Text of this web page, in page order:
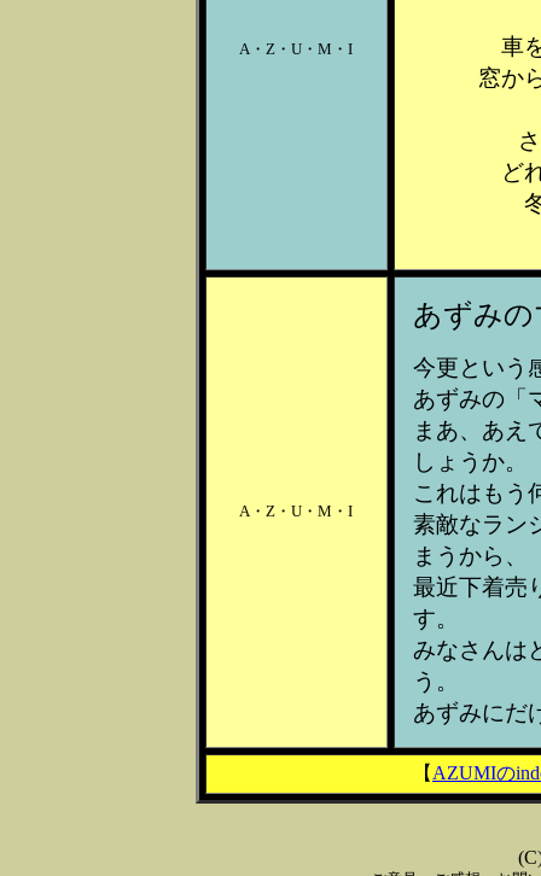
A・Z・U・M・I
車
窓か
ど
A・Z・U・M・I
あずみ
今更という
あずみの「
まあ、あえ
しょうか。
これはもう
素敵なラン
まうから、
最近下着売
す。
みなさんは
う。
あずみにだ
【 AZUMIの